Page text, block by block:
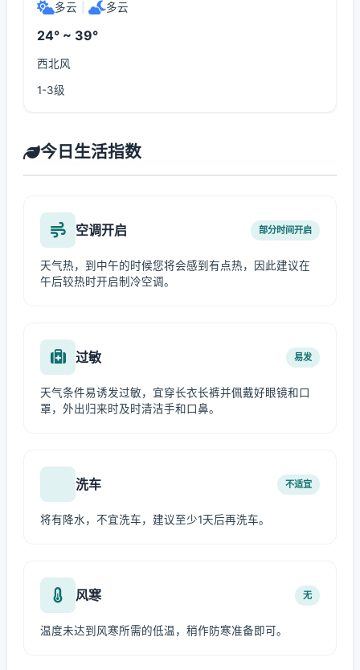
多云 多云
24° ~ 39°
西北风
1-3级
今日生活指数
空调开启 部分时间开启
天气热，到中午的时候您将会感到有点热，因此建议在
午后较热时开启制冷空调。
过敏 易发
天气条件易诱发过敏，宜穿长衣长裤并佩戴好眼镜和口
罩，外出归来时及时清洁手和口鼻。
洗车 不适宜
将有降水，不宜洗车，建议至少1天后再洗车。
风寒 无
温度未达到风寒所需的低温，稍作防寒准备即可。